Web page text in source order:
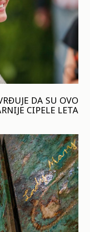
DA SU OVO
CIPELE LETA